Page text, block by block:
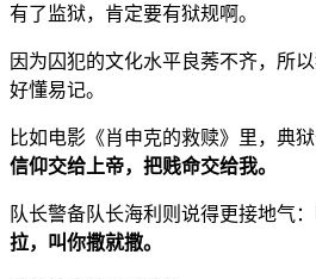
有了监狱，肯定要有狱规啊。
因为囚犯的文化水平良莠不齐，所
好懂易记。
比如电影《肖申克的救赎》里，典
信仰交给上帝，把贱命交给我。
队长警备队长海利则说得更接地气：
拉，叫你撒就撒。